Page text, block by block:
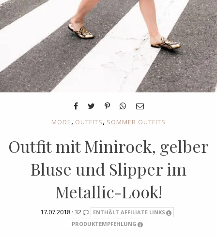
MODE, OUTFITS, SOMMER OUTFITS
Outfit mit Minirock, gelber
Bluse und Slipper im
Metallic-Look!
17.07.2018 · 32
ENTHÄLT AFFILIATE LINKS
PRODUKTEMPFEHLUNG